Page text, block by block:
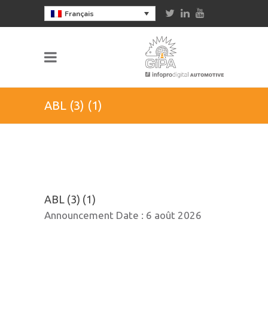
Français
ABL (3) (1)
ABL (3) (1)
Announcement Date : 6 août 2026